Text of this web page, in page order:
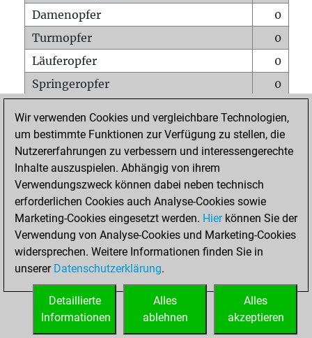
Damenopfer
0
Turmopfer
0
Läuferopfer
0
Springeropfer
0
Matt auf vollem Brett
0
Bauer setzt Matt
0
Erstickte Matts
Unterverwandlungen
Türme auf der siebten
0
STARTSEITE
Wir verwenden Cookies und vergleichbare Technologien,
um bestimmte Funktionen zur Verfügung zu stellen, die
Nutzererfahrungen zu verbessern und interessengerechte
Inhalte auszuspielen. Abhängig von ihrem
Verwendungszweck können dabei neben technisch
erforderlichen Cookies auch Analyse-Cookies sowie
Marketing-Cookies eingesetzt werden. Hierkönnen Sie der
Verwendung von Analyse-Cookies und Marketing-Cookies
widersprechen. Weitere Informationen finden Sie in
unserer Datenschutzerklärung.
Alles
akzeptieren
Alles
ablehnen
Detaillierte
Informationen